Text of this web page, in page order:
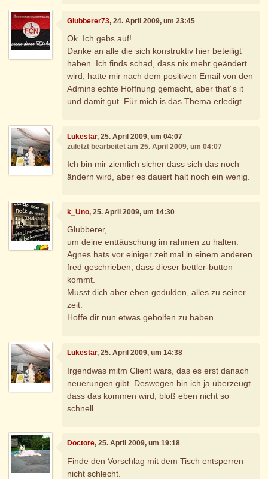
Glubberer73, 24. April 2009, um 23:45
Ok. Ich gebs auf!
Danke an alle die sich konstruktiv hier beteiligt
haben. Ich finds schad, dass nix mehr geändert
wird, hatte mir nach dem positiven Email von den
Admins echte Hoffnung gemacht, aber that´s it
und damit gut. Für mich is das Thema erledigt.
Lukestar, 25. April 2009, um 04:07
zuletzt bearbeitet am 25. April 2009, um 04:07
Ich bin mir ziemlich sicher dass sich das noch
ändern wird, aber es dauert halt noch ein wenig.
k_Uno, 25. April 2009, um 14:30
Glubberer,
um deine enttäuschung im rahmen zu halten.
Agnes hats vor einiger zeit mal in einem anderen
fred geschrieben, dass dieser bettler-button
kommt.
Musst dich aber eben gedulden, alles zu seiner
zeit.
Hoffe dir nun etwas geholfen zu haben.
Lukestar, 25. April 2009, um 14:38
Irgendwas mitm Client wars, das es erst danach
neuerungen gibt. Deswegen bin ich ja überzeugt
dass das kommen wird, bloß eben nicht so
schnell.
Doctore, 25. April 2009, um 19:18
Finde den Vorschlag mit dem Tisch entsperren
nicht schlecht.